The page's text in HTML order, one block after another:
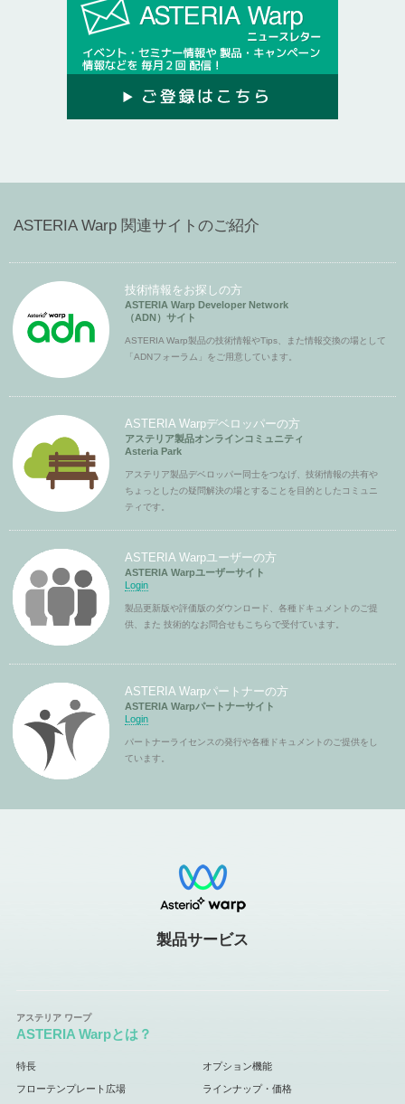
ASTERIA Warp 関連サイトのご紹介
技術情報をお探しの方
ASTERIA Warp Developer Network
（ADN）サイト
ASTERIA Warp製品の技術情報やTips、また情報交換の場として
「ADNフォーラム」をご用意しています。
ASTERIA Warpデベロッパーの方
アステリア製品オンラインコミュニティ
Asteria Park
アステリア製品デベロッパー同士をつなげ、技術情報の共有や
ちょっとしたの疑問解決の場とすることを目的としたコミュニ
ティです。
ASTERIA Warpユーザーの方
ASTERIA Warpユーザーサイト
Login
製品更新版や評価版のダウンロード、各種ドキュメントのご提
供、また 技術的なお問合せもこちらで受付ています。
ASTERIA Warpパートナーの方
ASTERIA Warpパートナーサイト
Login
パートナーライセンスの発行や各種ドキュメントのご提供をし
ています。
製品サービス
ASTERIA Warpとは？
特長 オプション機能
フローテンプレート広場 ラインナップ・価格